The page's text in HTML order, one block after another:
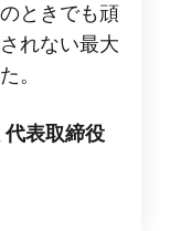
ときでも頑
れない最大
。
表取締役